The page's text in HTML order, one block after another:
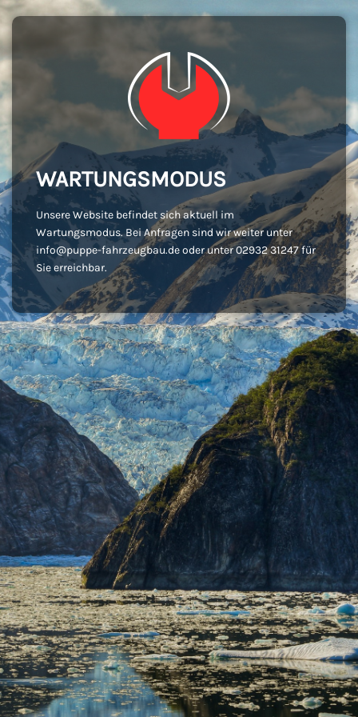
WARTUNGSMODUS
Unsere Website befindet sich aktuell im
Wartungsmodus. Bei Anfragen sind wir weiter unter
info@puppe-fahrzeugbau.de oder unter 02932 31247 für
Sie erreichbar.